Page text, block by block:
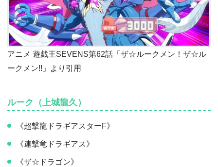
アニメ 遊戯王SEVENS第62話「ザ☆ルークメン！ザ☆ル
ークメン!!」より引用
ルーク（上城龍久）
《超撃龍ドラギアスターF》
《連撃竜ドラギアス》
《ザ☆ドラゴン》